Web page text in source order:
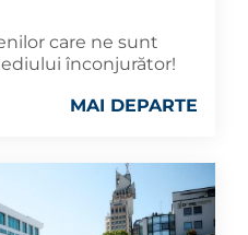
care ne sunt
înconjurător!
MAI DEPARTE